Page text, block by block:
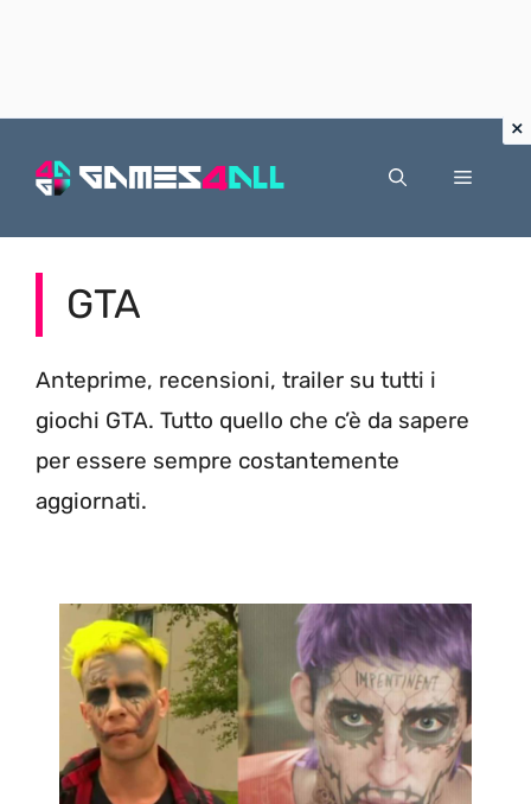
Menu
GTA
Anteprime, recensioni, trailer su tutti i
giochi GTA. Tutto quello che c’è da sapere
per essere sempre costantemente
aggiornati.